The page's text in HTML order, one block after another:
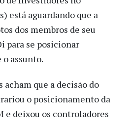
está aguardando que a
dos membros de seu
para se posicionar
assunto.
que a decisão do
o posicionamento da
e deixou os controladores